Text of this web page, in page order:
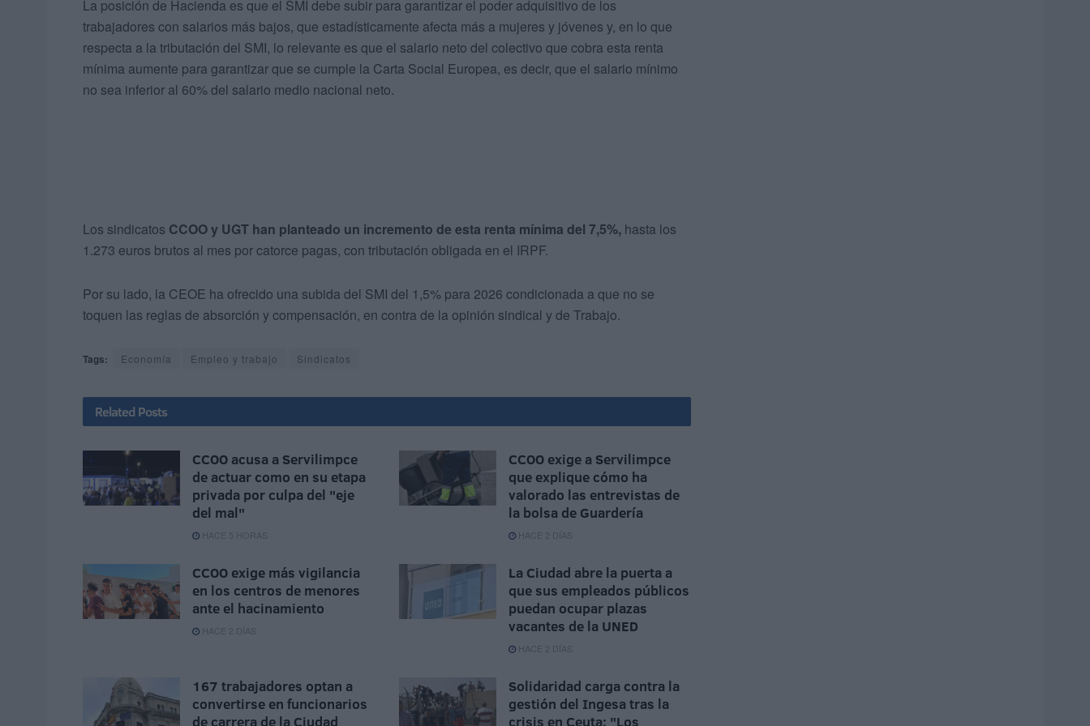
La posición de Hacienda es que el SMI debe subir para garantizar el poder adquisitivo de los
trabajadores con salarios más bajos, que estadísticamente afecta más a mujeres y jóvenes y, en lo que
respecta a la tributación del SMI, lo relevante es que el salario neto del colectivo que cobra esta renta
mínima aumente para garantizar que se cumple la Carta Social Europea, es decir, que el salario mínimo
no sea inferior al 60% del salario medio nacional neto.
Los sindicatos CCOO y UGT han planteado un incremento de esta renta mínima del 7,5%, hasta los
1.273 euros brutos al mes por catorce pagas, con tributación obligada en el IRPF.
Por su lado, la CEOE ha ofrecido una subida del SMI del 1,5% para 2026 condicionada a que no se
toquen las reglas de absorción y compensación, en contra de la opinión sindical y de Trabajo.
Tags: Economía Empleo y trabajo Sindicatos
Related Posts
CCOO acusa a Servilimpce
de actuar como en su etapa
privada por culpa del "eje
del mal"
HACE 5 HORAS
CCOO exige a Servilimpce
que explique cómo ha
valorado las entrevistas de
la bolsa de Guardería
HACE 2 DÍAS
CCOO exige más vigilancia
en los centros de menores
ante el hacinamiento
HACE 2 DÍAS
La Ciudad abre la puerta a
que sus empleados públicos
puedan ocupar plazas
vacantes de la UNED
HACE 2 DÍAS
167 trabajadores optan a
convertirse en funcionarios
de carrera de la Ciudad
Solidaridad carga contra la
gestión del Ingesa tras la
crisis en Ceuta: "Los